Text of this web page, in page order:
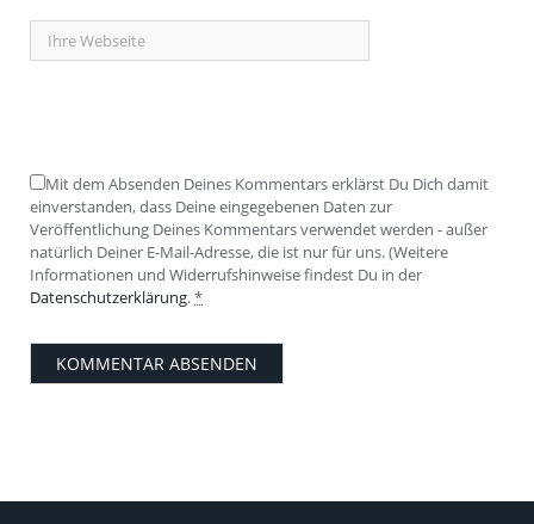
Mit dem Absenden Deines Kommentars erklärst Du Dich damit
einverstanden, dass Deine eingegebenen Daten zur
Veröffentlichung Deines Kommentars verwendet werden - außer
natürlich Deiner E-Mail-Adresse, die ist nur für uns. (Weitere
Informationen und Widerrufshinweise findest Du in der
Datenschutzerklärung.*